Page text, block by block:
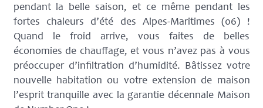
pendant la belle saison, et ce même pendant les
fortes chaleurs d’été des Alpes-Maritimes (06) !
Quand le froid arrive, vous faites de belles
économies de chauffage, et vous n’avez pas à vous
préoccuper d’infiltration d’humidité. Bâtissez votre
nouvelle habitation ou votre extension de maison
l’esprit tranquille avec la garantie décennale Maison